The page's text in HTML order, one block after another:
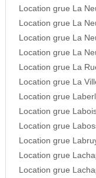
Location grue La
Location grue La
Location grue La
Location grue La
Location grue La
Location grue La
Location grue
Location grue
Location grue
Location grue
Location grue
Location grue